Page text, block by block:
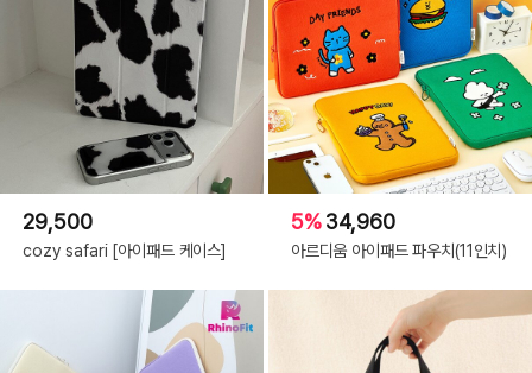
29,500
cozy safari [아이패드 케이스]
5%34,960
아르디움 아이패드 파우치(11인치)